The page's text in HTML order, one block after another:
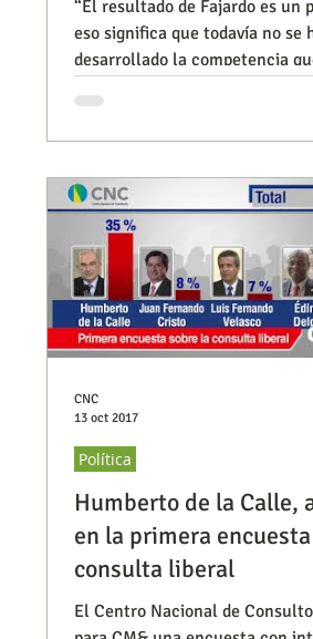
“El resultado de Fajardo es un
eso significa que todavía no se
desarrollado la competencia
Humberto de la Calle,
en la primera
consulta liberal
El Centro Nacional de
Política
CNC
13 oct 2017